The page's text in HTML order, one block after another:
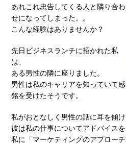
あれこれ忠告してくる人と隣り合わ
せになってしまった。。
こんな経験はありませんか？
先日ビジネスランチに招かれた私
は、
ある男性の隣に座りました。
男性は私のキャリアを知っていて感
銘を受けたそうです。
私がおとなしく男性の話に耳を傾け
彼は私の仕事についてアドバイス
私に「マーケティングのアプロー